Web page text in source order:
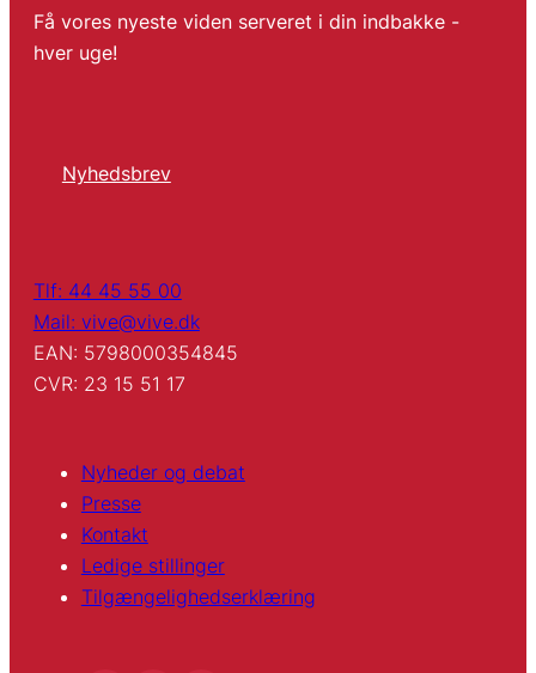
Få vores nyeste viden serveret i din indbakke -
hver uge!
Nyhedsbrev
Tlf: 44 45 55 00
Mail: vive@vive.dk
EAN: 5798000354845
CVR: 23 15 51 17
Nyheder og debat
Presse
Kontakt
Ledige stillinger
Tilgængelighedserklæring